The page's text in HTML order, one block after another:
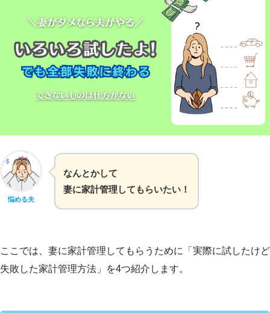
悩める夫
なんとかして
妻に家計管理してもらいたい！
ここでは、妻に家計管理してもらうために「実際に試したけど
失敗した家計管理方法」を4つ紹介します。